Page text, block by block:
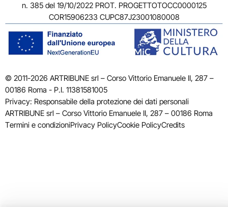
n. 385 del 19/10/2022 PROT. PROGETTOTOCC0000125
COR15906233 CUPC87J23001080008
© 2011-2026 ARTRIBUNE srl – Corso Vittorio Emanuele II, 287 –
00186 Roma - P.I. 11381581005
Privacy: Responsabile della protezione dei dati personali
ARTRIBUNE srl – Corso Vittorio Emanuele II, 287 – 00186 Roma
Termini e condizioniPrivacy PolicyCookie PolicyCredits